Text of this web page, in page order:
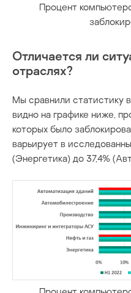
Процент
Отличается ли
отраслях?
Мы сравнили статистику
видно на графике ниже,
которых было
варьирует в
(Энергетика) до 37,4%